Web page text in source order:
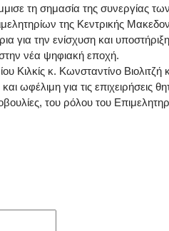
τη σημασία της συνεργίας των
της Κεντρικής
για την ενίσχυση και
στην νέα ψηφιακή εποχή.
Κιλκίς κ. Κωνσταντίνο Βιολιτζή
ωφέλιμη για τις επιχειρήσεις
του ρόλου του